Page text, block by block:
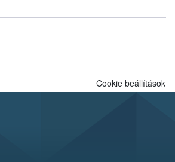
a megfelelő hőkezelés, valamint a
Oktatási Programja összegyűjtötte a
Cookie beállítások